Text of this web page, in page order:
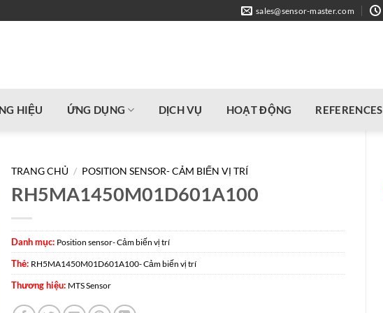
sales@sensor-master.com
HIỆU ỨNG DỤNG DỊCH VỤ HOẠT ĐỘNG REFERENCES
TRANG CHỦ / POSITION SENSOR- CẢM BIẾN VỊ TRÍ
RH5MA1450M01D601A100
Danh mục: Position sensor- Cảm biến vị trí
Thẻ: RH5MA1450M01D601A100- Cảm biến vị trí
Thương hiệu: MTS Sensor